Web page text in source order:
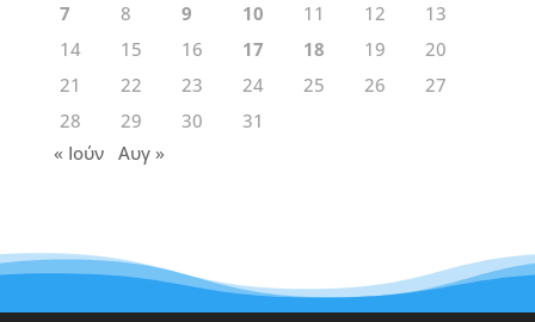
7
8 9 10 11 12
13
14
15 16 17 18 19
20
21
22 23 24 25 26
27
28
29 30
31
« Ιούν
Αυγ »